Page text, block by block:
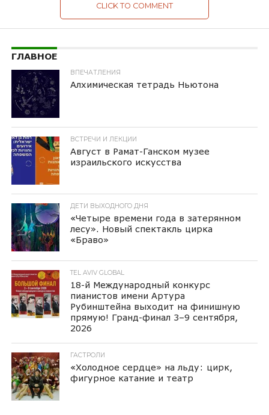
CLICK TO COMMENT
ГЛАВНОЕ
ВПЕЧАТЛЕНИЯ
Алхимическая тетрадь Ньютона
ВСТРЕЧИ И ЛЕКЦИИ
Август в Рамат-Ганском музее
израильского искусства
ДЕТИ ВЫХОДНОГО ДНЯ
«Четыре времени года в затерянном
лесу». Новый спектакль цирка
«Браво»
TEL AVIV GLOBAL
18-й Международный конкурс
пианистов имени Артура
Рубинштейна выходит на финишную
прямую! Гранд-финал 3–9 сентября,
2026
ГАСТРОЛИ
«Холодное сердце» на льду: цирк,
фигурное катание и театр